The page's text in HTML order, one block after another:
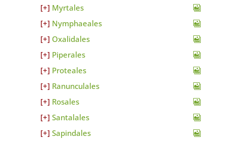
Myrtales
Nymphaeales
Oxalidales
Piperales
Proteales
Ranunculales
Rosales
Santalales
Sapindales